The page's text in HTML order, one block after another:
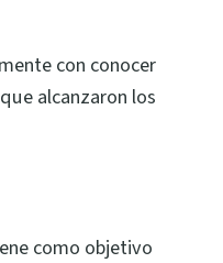
con conocer
alcanzaron los
como objetivo